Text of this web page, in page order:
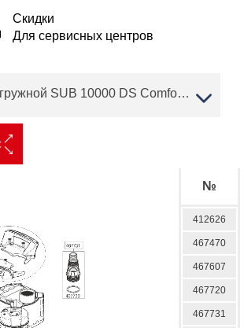
Скидки
Для сервисных центров
1 | Насос погружной SUB 10000 DS Comfort Артикул: 112823 | с 01/2016 года | АЛКО ЗАПЧАСТИ | ПО РОССИИ | СПБ
№
412626
467470
467607
467720
467731